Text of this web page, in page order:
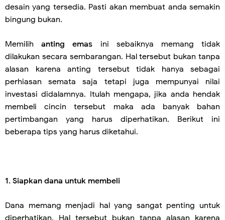
desain yang tersedia. Pasti akan membuat anda semakin
bingung bukan.
Memilihanting emas ini sebaiknya memang tidak
dilakukan secara sembarangan. Hal tersebut bukan tanpa
alasan karena anting tersebut tidak hanya sebagai
perhiasan semata saja tetapi juga mempunyai nilai
investasi didalamnya. Itulah mengapa, jika anda hendak
membeli cincin tersebut maka ada banyak bahan
pertimbangan yang harus diperhatikan. Berikut ini
beberapa tips yang harus diketahui.
1. Siapkan dana untuk membeli
Dana memang menjadi hal yang sangat penting untuk
diperhatikan. Hal tersebut bukan tanpa alasan karena